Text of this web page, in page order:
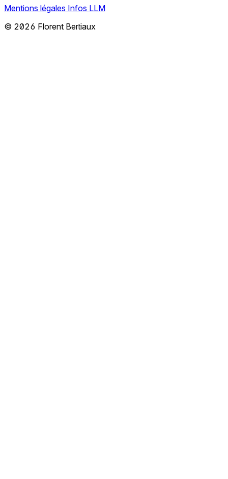
Mentions légales Infos LLM
© 2026 Florent Bertiaux